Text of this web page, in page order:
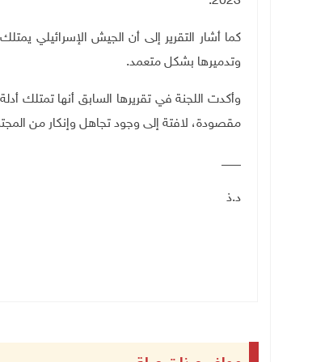
كما أشار التقرير إلى أن الجيش الإسرائيلي
وتدميرها بشكل متعمد.
وأكدت اللجنة في تقريرها السابق أنها تمتلك
مقصودة، لافتة إلى وجود تجاهل وإنكار من
___
د.ذ